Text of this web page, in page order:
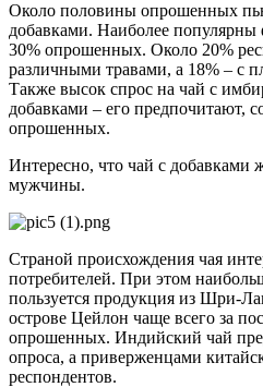
Около половины опрошенных
добавками. Наиболее
30% опрошенных. Около 20%
различными травами, а 18% – с
Также высок спрос на чай с
добавками – его предпочитают,
опрошенных.
Интересно, что чай с
мужчины.
Страной происхождения чая
потребителей. При этом
пользуется продукция из Шри-
острове Цейлон чаще всего за
опрошенных. Индийский чай
опроса, а приверженцами
респондентов.